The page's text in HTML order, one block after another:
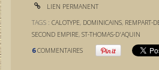
LIEN PERMANENT
TAGS :CALOTYPE, DOMINICAINS, REMPART-
SECOND EMPIRE,ST-THOMAS-D'AQUIN
6 COMMENTAIRES